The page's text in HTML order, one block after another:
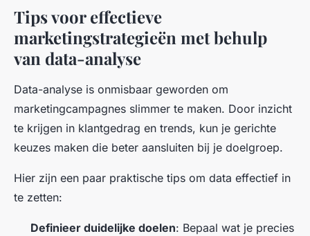
Tips voor effectieve
marketingstrategieën met behulp
van data-analyse
Data-analyse is onmisbaar geworden om
marketingcampagnes slimmer te maken. Door inzicht
te krijgen in klantgedrag en trends, kun je gerichte
keuzes maken die beter aansluiten bij je doelgroep.
Hier zijn een paar praktische tips om data effectief in
te zetten:
Definieer duidelijke doelen: Bepaal wat je precies